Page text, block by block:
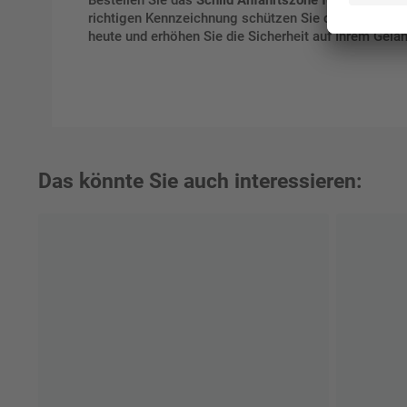
richtigen Kennzeichnung schützen Sie den
heute und erhöhen Sie die Sicherheit auf Ihrem
Das könnte Sie auch interessieren: